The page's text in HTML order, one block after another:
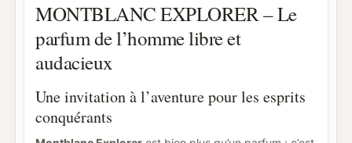
MONTBLANC EXPLORER – Le
parfum de l’homme libre et
audacieux
Une invitation à l’aventure pour les esprits
conquérants